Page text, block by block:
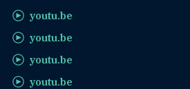
youtu.be
youtu.be
youtu.be
youtu.be